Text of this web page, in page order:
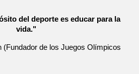
del deporte es educar para la
vida."
(Fundador de los Juegos Olímpicos